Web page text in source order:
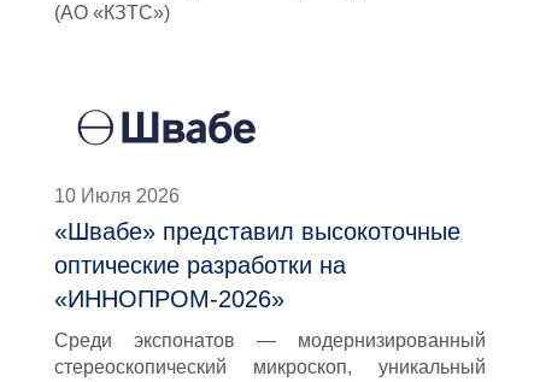
(АО «КЗТС»)
10 Июля 2026
«Швабе» представил высокоточные
оптические разработки на
«ИННОПРОМ-2026»
Среди экспонатов — модернизированный
стереоскопический микроскоп, уникальный